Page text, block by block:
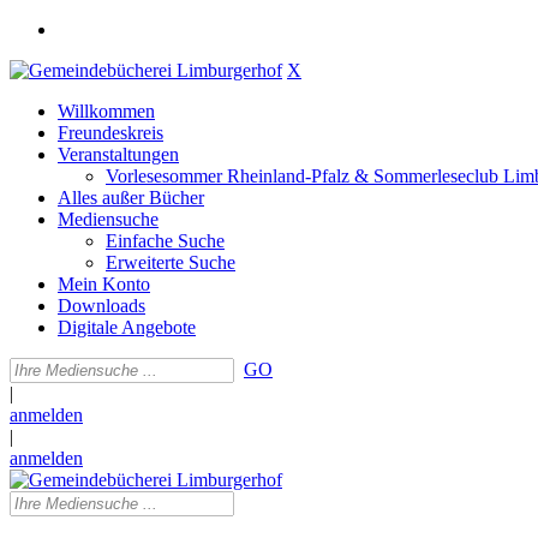
X
Willkommen
Freundeskreis
Veranstaltungen
Vorlesesommer Rheinland-Pfalz & Sommerleseclub
Alles außer Bücher
Mediensuche
Einfache Suche
Erweiterte Suche
Mein Konto
Downloads
Digitale Angebote
GO
|
anmelden
|
anmelden